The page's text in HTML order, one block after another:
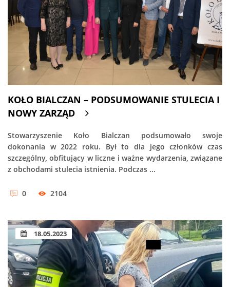
KOŁO BIALCZAN – PODSUMOWANIE STULECIA I
NOWY ZARZĄD
Stowarzyszenie Koło Bialczan podsumowało swoje
dokonania w 2022 roku. Był to dla jego członków czas
szczególny, obfitujący w liczne i ważne wydarzenia, związane
z obchodami stulecia istnienia. Podczas ...
0 2104
18.05.2023